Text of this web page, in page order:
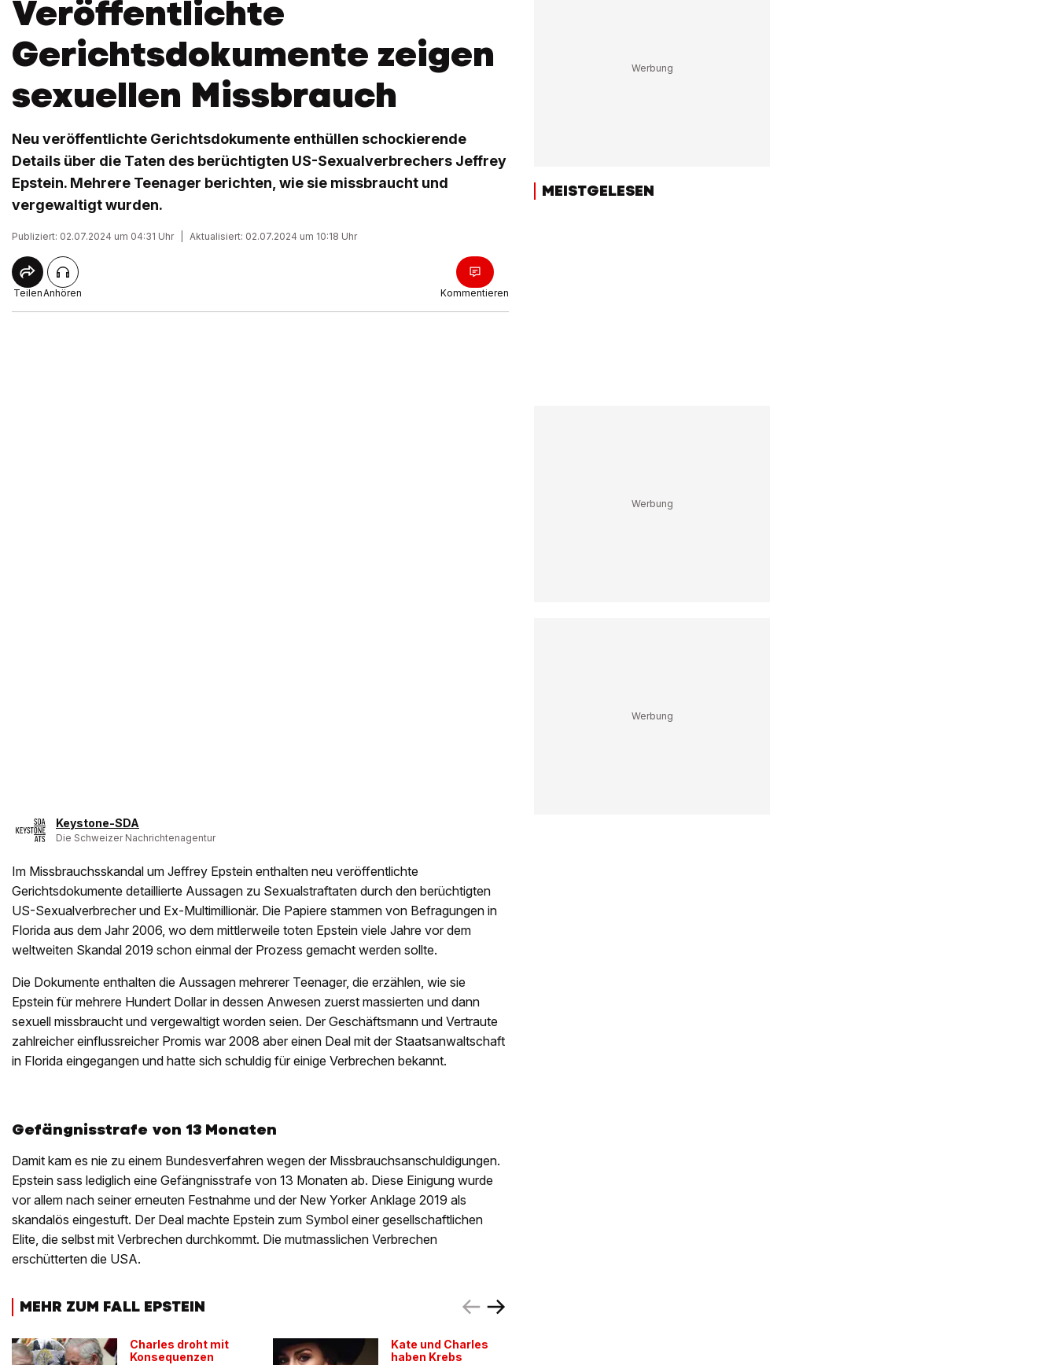
Veröffentlichte
Gerichtsdokumente zeigen
sexuellen Missbrauch
Neu veröffentlichte Gerichtsdokumente enthüllen schockierende
Details über die Taten des berüchtigten US-Sexualverbrechers Jeffrey
Epstein. Mehrere Teenager berichten, wie sie missbraucht und
vergewaltigt wurden.
Publiziert: 02.07.2024 um 04:31 Uhr Aktualisiert: 02.07.2024 um 10:18 Uhr
TeilenAnhören Kommentieren
Keystone-SDA
Die Schweizer Nachrichtenagentur
Im Missbrauchsskandal um Jeffrey Epstein enthalten neu veröffentlichte
Gerichtsdokumente detaillierte Aussagen zu Sexualstraftaten durch den berüchtigten
US-Sexualverbrecher und Ex-Multimillionär. Die Papiere stammen von Befragungen in
Florida aus dem Jahr 2006, wo dem mittlerweile toten Epstein viele Jahre vor dem
weltweiten Skandal 2019 schon einmal der Prozess gemacht werden sollte.
Die Dokumente enthalten die Aussagen mehrerer Teenager, die erzählen, wie sie
Epstein für mehrere Hundert Dollar in dessen Anwesen zuerst massierten und dann
sexuell missbraucht und vergewaltigt worden seien. Der Geschäftsmann und Vertraute
zahlreicher einflussreicher Promis war 2008 aber einen Deal mit der Staatsanwaltschaft
in Florida eingegangen und hatte sich schuldig für einige Verbrechen bekannt.
Gefängnisstrafe von 13 Monaten
Damit kam es nie zu einem Bundesverfahren wegen der Missbrauchsanschuldigungen.
Epstein sass lediglich eine Gefängnisstrafe von 13 Monaten ab. Diese Einigung wurde
vor allem nach seiner erneuten Festnahme und der New Yorker Anklage 2019 als
skandalös eingestuft. Der Deal machte Epstein zum Symbol einer gesellschaftlichen
Elite, die selbst mit Verbrechen durchkommt. Die mutmasslichen Verbrechen
erschütterten die USA.
MEHR ZUM FALL EPSTEIN
Charles droht mit
Konsequenzen
Kate und Charles
haben Krebs
MEISTGELESEN